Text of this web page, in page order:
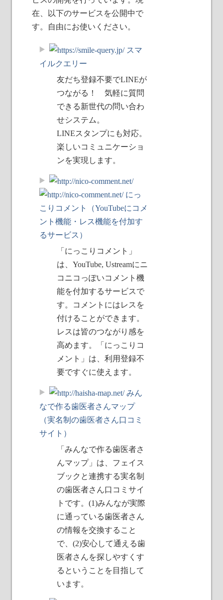
在、以下のサービスを公開中で
す。自由にお使いください。
スマ
イルクエリー
友だち登録不要でLINEが
つながる！ 気軽に質問
できる新世代の問い合わ
せシステム。
LINEスタンプにも対応。
楽しいコミュニケーショ
ンを実現します。
にっ
こりコメント（YouTubeにコメ
ント機能・レス機能を付加す
るサービス）
「にっこりコメント」
は、YouTube, Ustreamにニ
コニコっぽいコメント機
能を付加するサービスで
す。コメントにはレスを
付けることができます。
レスは皆のつながり感を
高めます。「にっこりコ
メント」は、利用登録不
要ですぐに使えます。
みん
なで作る歯医者さんマップ
（実名制の歯医者さん口コミ
サイト）
「みんなで作る歯医者さ
んマップ」は、フェイス
ブックと連携する実名制
の歯医者さん口コミサイ
トです。(1)みんなが実際
に通っている歯医者さん
の情報を交換すること
で、(2)安心して通える歯
医者さんを探しやすくす
るということを目指して
います。